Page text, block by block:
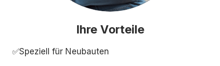
Ihre Vorteile
✅Speziell für Neubauten